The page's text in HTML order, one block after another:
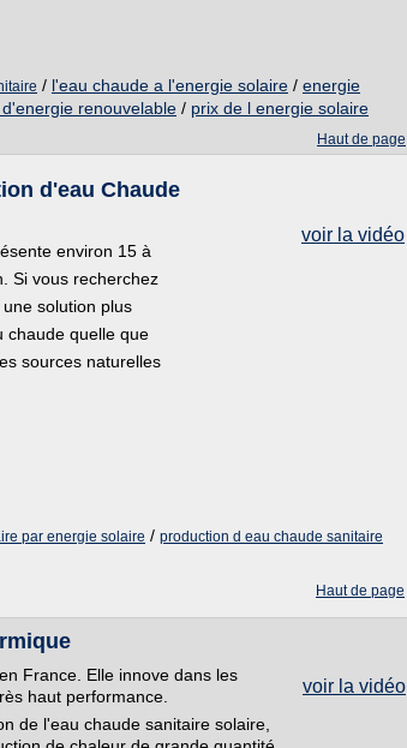
/ l'eau chaude a l'energie solaire / energie
renouvelable / prix de l energie solaire
Haut de page
d'eau Chaude
voir la vidéo
environ 15 à
Si vous recherchez
solution plus
chaude quelle que
sources naturelles
par energie solaire / production d eau chaude sanitaire
Haut de page
voir la vidéo
France. Elle innove dans les
haut performance.
de l'eau chaude sanitaire solaire,